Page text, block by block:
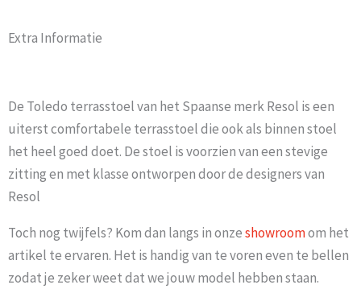
Extra Informatie
De Toledo terrasstoel van het Spaanse merk Resol is een
uiterst comfortabele terrasstoel die ook als binnen stoel
het heel goed doet. De stoel is voorzien van een stevige
zitting en met klasse ontworpen door de designers van
Resol
Toch nog twijfels? Kom dan langs in onzeshowroomom het
artikel te ervaren. Het is handig van te voren even te bellen
zodat je zeker weet dat we jouw model hebben staan.